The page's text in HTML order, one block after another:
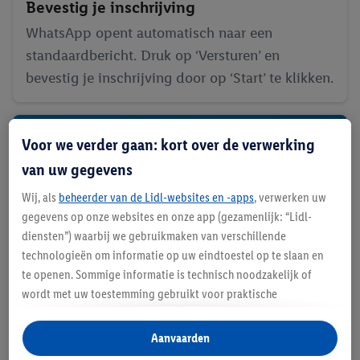
Bevestig je inschrijving
WhatsApp opent automatisch naar een
standaardbericht. Druk op ‘Versturen’ en
bevestig je inschrijving door op ‘Start’ te klikken.
Voor we verder gaan: kort over de verwerking
van uw gegevens
Wij, als beheerder van de Lidl-websites en -apps, verwerken uw
gegevens op onze websites en onze app (gezamenlijk: “Lidl-
diensten”) waarbij we gebruikmaken van verschillende
technologieën om informatie op uw eindtoestel op te slaan en
te openen. Sommige informatie is technisch noodzakelijk of
wordt met uw toestemming gebruikt voor praktische
reclame binnen en buiten de Lidl-diensten aan te bieden. Als u
deelneemt aan het Lidl Plus-programma, worden voor deze
Aanvaarden